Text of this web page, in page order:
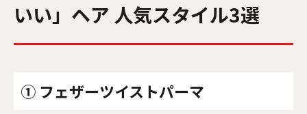
いい」ヘア 人気スタイル3選
① フェザーツイストパーマ